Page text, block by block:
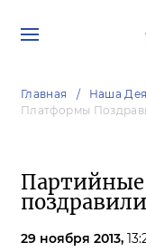
Главная Наша
Платформы
29 ноября 2013,